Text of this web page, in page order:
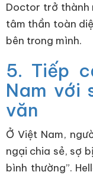
Doctor trở thành
tâm thần toàn
bên trong mình.
5. Tiếp
Nam với
văn
Ở Việt Nam,
ngại chia sẻ, sợ
bình thường”.